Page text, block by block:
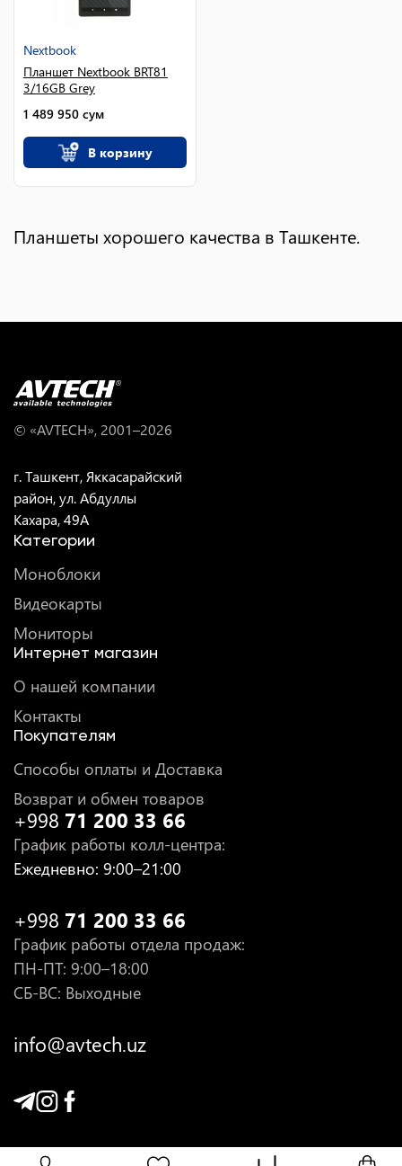
Nextbook
Планшет Nextbook BRT81
3/16GB Grey
1 489 950 сум
В корзину
Планшеты хорошего качества в Ташкенте.
© «AVTECH», 2001–2026
г. Ташкент, Яккасарайский
район, ул. Абдуллы
Кахара, 49A
Категории
Моноблоки
Видеокарты
Мониторы
Интернет магазин
О нашей компании
Контакты
Покупателям
Способы оплаты и Доставка
Возврат и обмен товаров
+998 71 200 33 66
График работы колл-центра:
Ежедневно: 9:00–21:00
+998 71 200 33 66
График работы отдела продаж:
ПН-ПТ: 9:00–18:00
СБ-ВС: Выходные
info@avtech.uz